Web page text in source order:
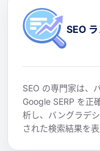
SEO
SEO の専門家は、
Google SERP を正
析し、バングラデ
された検索結果を表